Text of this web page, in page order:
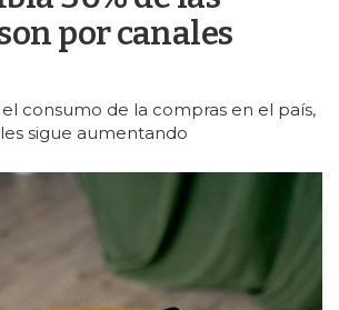
por canales
consumo de la compras en el país,
sigue aumentando